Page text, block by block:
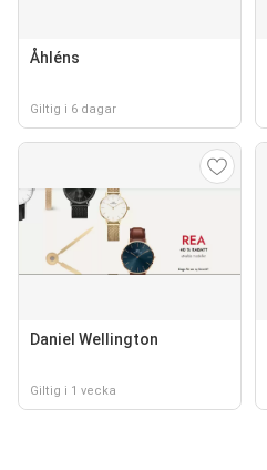
Åhléns
Giltig i 6 dagar
Daniel Wellington
Giltig i 1 vecka